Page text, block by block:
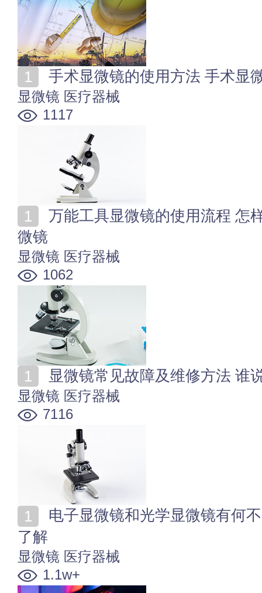
手术显微镜的使用方法 手术显
显微镜 医疗器械
1117
微镜
显微镜 医疗器械
1062
显微镜常见故障及维修方法 谁
显微镜 医疗器械
7116
了解
显微镜 医疗器械
1.1w+